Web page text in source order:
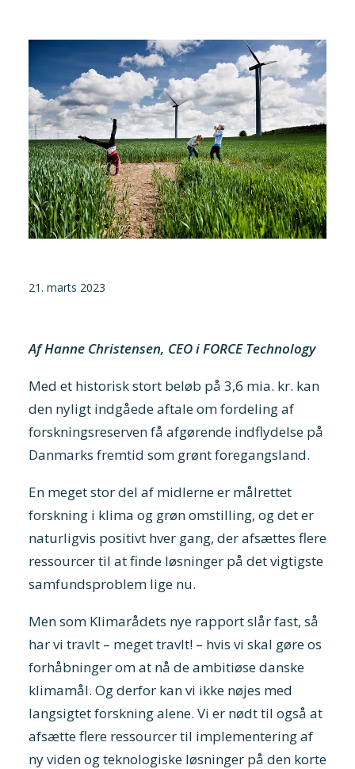
Danske Testfaciliteter
21. marts 2023
Af Hanne Christensen, CEO i FORCE Technology
Med et historisk stort beløb på 3,6 mia. kr. kan
den nyligt indgåede aftale om fordeling af
forskningsreserven få afgørende indflydelse på
Danmarks fremtid som grønt foregangsland.
En meget stor del af midlerne er målrettet
forskning i klima og grøn omstilling, og det er
naturligvis positivt hver gang, der afsættes flere
ressourcer til at finde løsninger på det vigtigste
samfundsproblem lige nu.
Men som Klimarådets nye rapport slår fast, så
har vi travlt – meget travlt! – hvis vi skal gøre os
forhåbninger om at nå de ambitiøse danske
klimamål. Og derfor kan vi ikke nøjes med
langsigtet forskning alene. Vi er nødt til også at
afsætte flere ressourcer til implementering af
ny viden og teknologiske løsninger på den korte